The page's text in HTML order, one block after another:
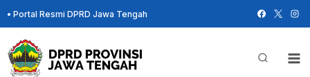
Skip
to
content
• Portal Resmi DPRD Jawa Tengah